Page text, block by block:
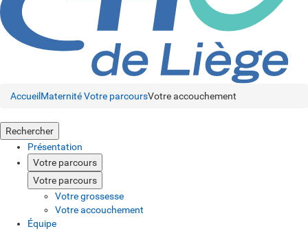
Accueil MaternitéVotre parcoursVotre accouchement
Rechercher
Présentation
Votre parcours
Votre parcours
Votre grossesse
Votre accouchement
Équipe